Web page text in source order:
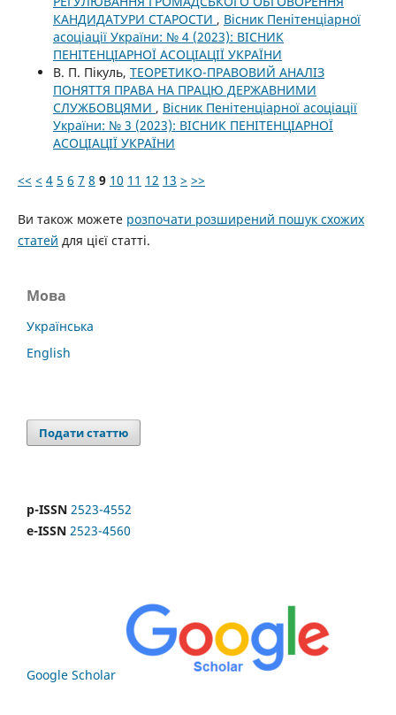
КАНДИДАТУРИ СТАРОСТИ , Вісник Пенітенціарної
асоціації України: № 4 (2023): ВІСНИК
ПЕНІТЕНЦІАРНОЇ АСОЦІАЦІЇ УКРАЇНИ
В. П. Пікуль, ТЕОРЕТИКО-ПРАВОВИЙ АНАЛІЗ
ПОНЯТТЯ ПРАВА НА ПРАЦЮ ДЕРЖАВНИМИ
СЛУЖБОВЦЯМИ , Вісник Пенітенціарної асоціації
України: № 3 (2023): ВІСНИК ПЕНІТЕНЦІАРНОЇ
АСОЦІАЦІЇ УКРАЇНИ
<< < 4 5 6 7 8 9 10 11 12 13 > >>
Ви також можете розпочати розширений пошук схожих
статей для цієї статті.
Мова
Українська
English
Подати статтю
p-ISSN 2523-4552
e-ISSN 2523-4560
Google Scholar